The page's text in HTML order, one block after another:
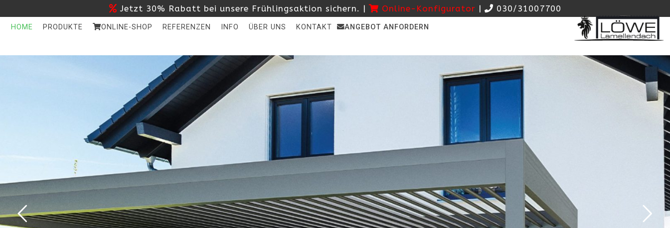
Jetzt 30% Rabatt bei unsere Frühlingsaktion sichern. | Online-Konfigurator | 030/31007700
HOME PRODUKTE ONLINE-SHOP REFERENZEN INFO ÜBER UNS KONTAKT ANGEBOT ANFORDERN